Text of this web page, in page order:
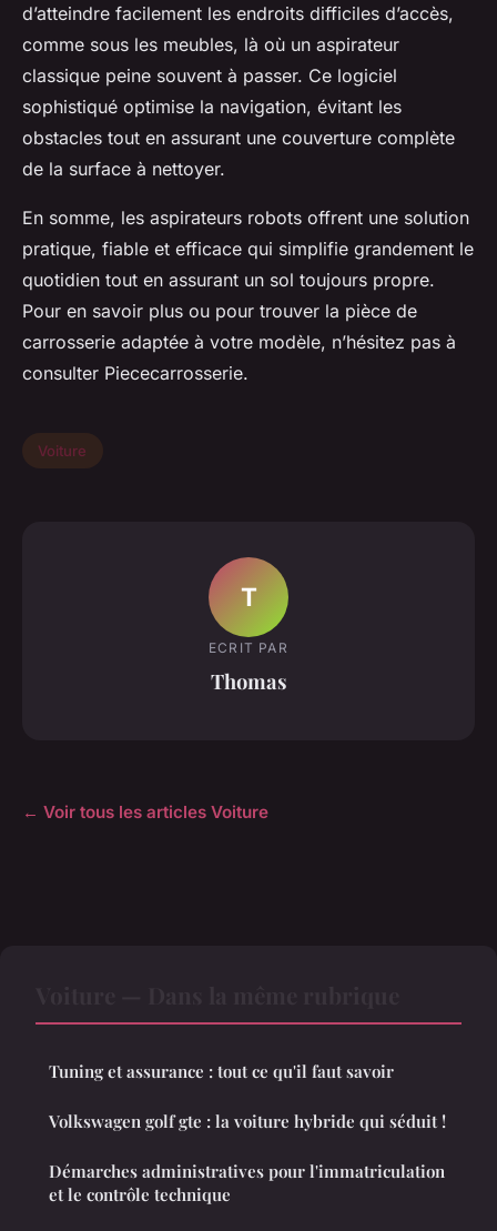
d’atteindre facilement les endroits difficiles d’accès,
comme sous les meubles, là où un aspirateur
classique peine souvent à passer. Ce logiciel
sophistiqué optimise la navigation, évitant les
obstacles tout en assurant une couverture complète
de la surface à nettoyer.
En somme, les aspirateurs robots offrent une solution
pratique, fiable et efficace qui simplifie grandement le
quotidien tout en assurant un sol toujours propre.
Pour en savoir plus ou pour trouver la pièce de
carrosserie adaptée à votre modèle, n’hésitez pas à
consulter Piececarrosserie.
Voiture
T
ECRIT PAR
Thomas
← Voir tous les articles Voiture
Tuning et assurance : tout ce qu'il faut savoir
Volkswagen golf gte : la voiture hybride qui séduit !
Démarches administratives pour l'immatriculation
et le contrôle technique